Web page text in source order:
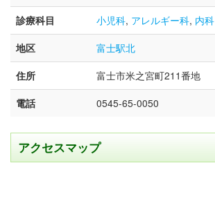
診療科目
小児科, アレルギー科, 内科
地区
富士駅北
住所
富士市米之宮町211番地
電話
0545-65-0050
アクセスマップ